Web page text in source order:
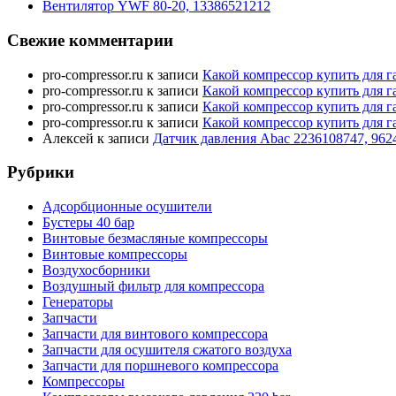
Вентилятор YWF 80-20, 13386521212
Свежие комментарии
pro-compressor.ru к записи Какой компрессор купить для
pro-compressor.ru к записи Какой компрессор купить для
pro-compressor.ru к записи Какой компрессор купить для
pro-compressor.ru к записи Какой компрессор купить для
Алексей к записи Датчик давления Abac 2236108747,
Рубрики
Адсорбционные осушители
Бустеры 40 бар
Винтовые безмасляные компрессоры
Винтовые компрессоры
Воздухосборники
Воздушный фильтр для компрессора
Генераторы
Запчасти
Запчасти для винтового компрессора
Запчасти для осушителя сжатого воздуха
Запчасти для поршневого компрессора
Компрессоры